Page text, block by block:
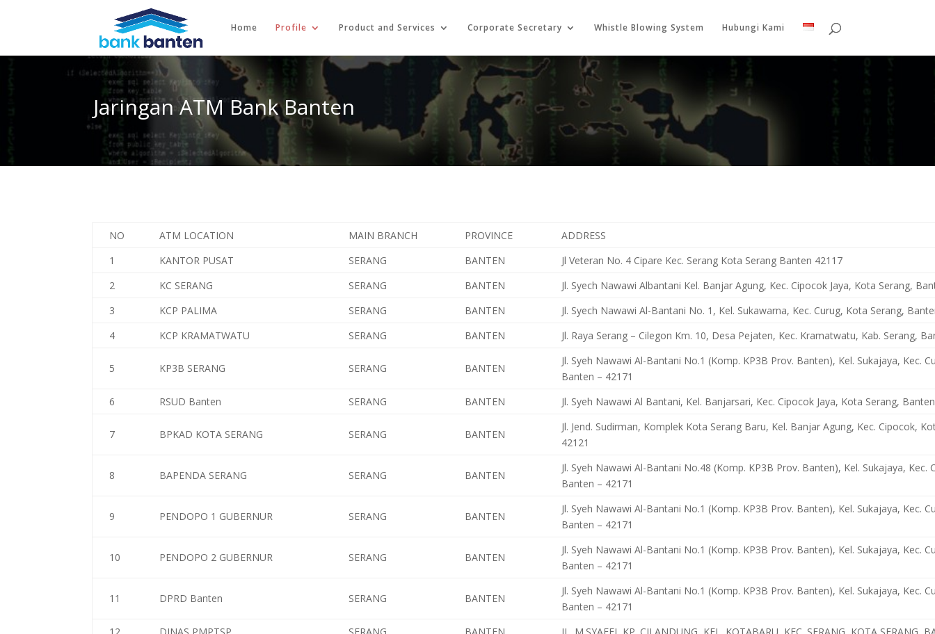
Home Profile Product and Services Corporate Secretary Whistle Blowing System Hubungi Kami
Jaringan ATM Bank Banten
NO ATM LOCATION MAIN BRANCH PROVINCE
ADDRESS
1
KANTOR PUSAT SERANG BANTEN
Jl Veteran No. 4 Cipare Kec. Serang Kota Serang Banten 42117
2
KC SERANG SERANG BANTEN
Jl. Syech Nawawi Albantani Kel. Banjar Agung, Kec. Cipocok Jaya, Kota Serang,
3
KCP PALIMA SERANG BANTEN
Jl. Syech Nawawi Al-Bantani No. 1, Kel. Sukawarna, Kec. Curug, Kota Serang,
4
KCP KRAMATWATU SERANG BANTEN Jl. Raya Serang – Cilegon Km. 10, Desa Pejaten, Kec. Kramatwatu, Kab. Serang,
5 KP3B SERANG SERANG BANTEN
Jl. Syeh Nawawi Al-Bantani No.1 (Komp. KP3B Prov. Banten), Kel. Sukajaya, Kec.
Banten – 42171
6
RSUD Banten SERANG BANTEN Jl. Syeh Nawawi Al Bantani, Kel. Banjarsari, Kec. Cipocok Jaya, Kota Serang,
7 BPKAD KOTA SERANG SERANG BANTEN
Jl. Jend. Sudirman, Komplek Kota Serang Baru, Kel. Banjar Agung, Kec. Cipocok,
42121
8 BAPENDA SERANG SERANG BANTEN
Jl. Syeh Nawawi Al-Bantani No.48 (Komp. KP3B Prov. Banten), Kel. Sukajaya, Kec.
Banten – 42171
9 PENDOPO 1 GUBERNUR SERANG BANTEN
Jl. Syeh Nawawi Al-Bantani No.1 (Komp. KP3B Prov. Banten), Kel. Sukajaya, Kec.
Banten – 42171
10 PENDOPO 2 GUBERNUR SERANG BANTEN
Jl. Syeh Nawawi Al-Bantani No.1 (Komp. KP3B Prov. Banten), Kel. Sukajaya, Kec.
Banten – 42171
11 DPRD Banten SERANG BANTEN
Jl. Syeh Nawawi Al-Bantani No.1 (Komp. KP3B Prov. Banten), Kel. Sukajaya, Kec.
Banten – 42171
12
DINAS PMPTSP SERANG BANTEN JL. M.SYAFEI, KP. CILANDUNG, KEL. KOTABARU, KEC. SERANG, KOTA SERANG,